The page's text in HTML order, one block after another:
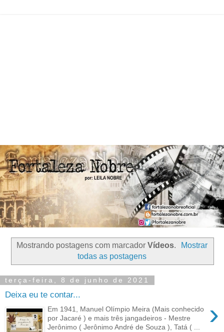
Mostrando postagens com marcador Vídeos.
Mostrar
todas as postagens
terça-feira, 8 de junho de 2021
Deixa eu te contar...
›
Em 1941, Manuel Olímpio Meira (Mais conhecido
por Jacaré ) e mais três jangadeiros - Mestre
Jerônimo ( Jerônimo André de Souza ), Tatá ( ...